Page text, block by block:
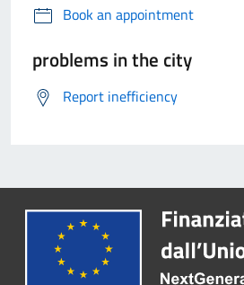
Book an appointment
problems in the city
Report inefficiency